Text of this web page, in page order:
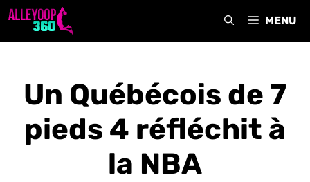
Aller
MENU
Un Québécois de 7
pieds 4 réfléchit à
la NBA